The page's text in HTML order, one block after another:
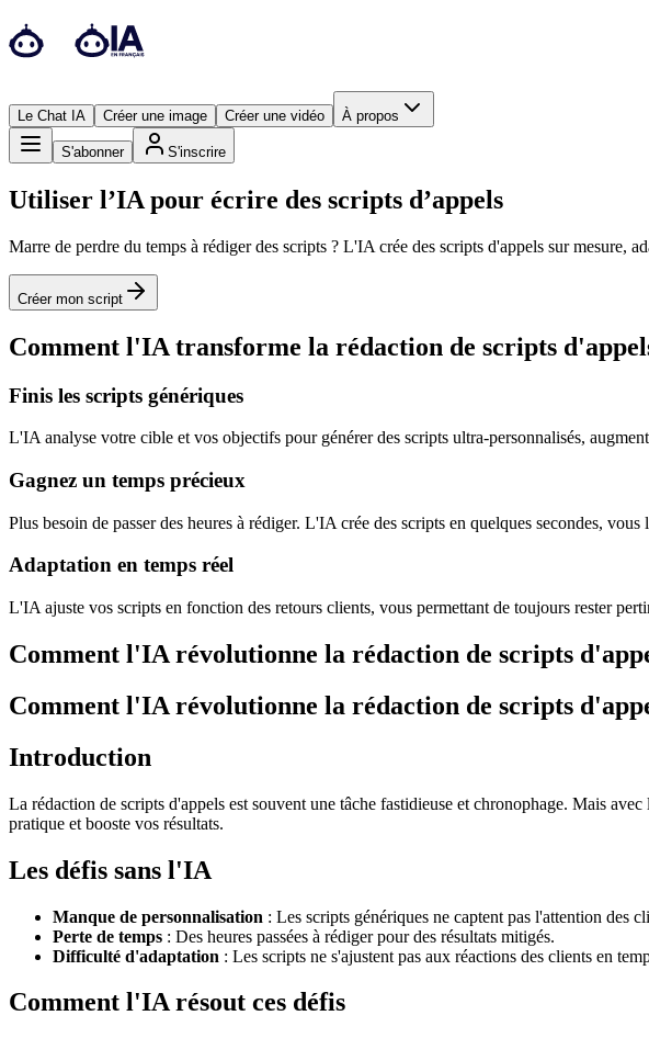
Le Chat IA Créer une image Créer une vidéo À propos
S'abonner S'inscrire
Utiliser l’IA pour écrire des scripts d’appels
Marre de perdre du temps à rédiger des scripts ? L'IA crée des scripts d'appels sur mesure,
Créer mon script
Comment l'IA transforme la rédaction de scripts
Finis les scripts génériques
L'IA analyse votre cible et vos objectifs pour générer des scripts ultra-personnalisés,
Gagnez un temps précieux
Plus besoin de passer des heures à rédiger. L'IA crée des scripts en quelques secondes,
Adaptation en temps réel
L'IA ajuste vos scripts en fonction des retours clients, vous permettant de toujours rester
Comment l'IA révolutionne la rédaction de scripts
Comment l'IA révolutionne la rédaction de scripts
Introduction
La rédaction de scripts d'appels est souvent une tâche fastidieuse et chronophage. Mais
pratique et booste vos résultats.
Les défis sans l'IA
Manque de personnalisation : Les scripts génériques ne captent pas l'attention des
Perte de temps : Des heures passées à rédiger pour des résultats mitigés.
Difficulté d'adaptation : Les scripts ne s'ajustent pas aux réactions des clients en
Comment l'IA résout ces défis